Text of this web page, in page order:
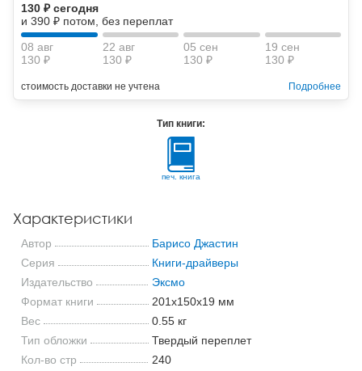
130 ₽ сегодня
и 390 ₽ потом, без переплат
08 авг
130 ₽
22 авг
130 ₽
05 сен
130 ₽
19 сен
130 ₽
стоимость доставки не учтена Подробнее
Тип книги:
печ. книга
Характеристики
Автор
Барисо Джастин
Серия
Книги-драйверы
Издательство
Эксмо
Формат книги
201x150x19 мм
Вес
0.55 кг
Тип обложки
Твердый переплет
Кол-во стр
240